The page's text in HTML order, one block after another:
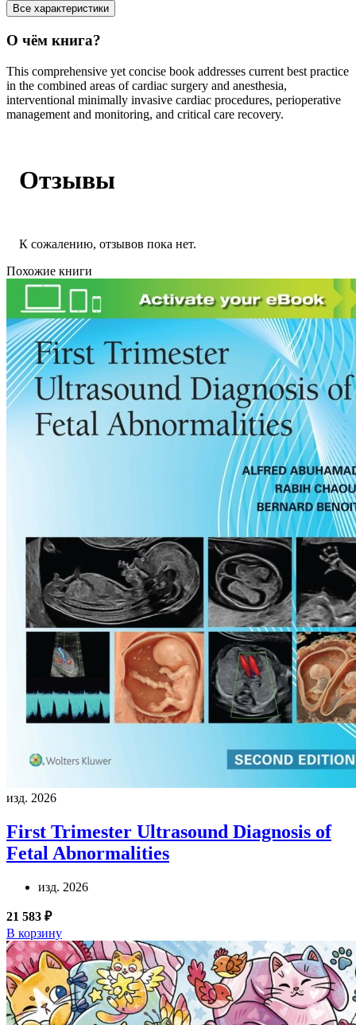
Все характеристики
О чём книга?
This comprehensive yet concise book addresses current best practice
in the combined areas of cardiac surgery and anesthesia,
interventional minimally invasive cardiac procedures, perioperative
management and monitoring, and critical care recovery.
Отзывы
К сожалению, отзывов пока нет.
Похожие книги
изд. 2026
First Trimester Ultrasound Diagnosis of
Fetal Abnormalities
изд. 2026
21 583 ₽
В корзину